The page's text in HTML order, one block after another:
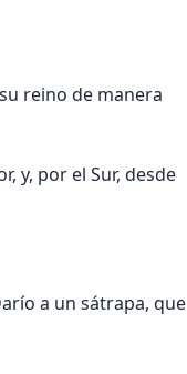
reino de manera
y, por el Sur, desde
a un sátrapa, que